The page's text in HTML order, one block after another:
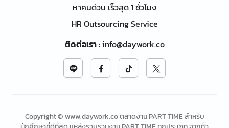
หาคนด่วน เร็วสุด 1 ชั่วโมง
HR Outsourcing Service
ติดต่อเรา:info@daywork.co
Copyright © www.daywork.co ตลาดงาน PART TIME สำหรับ